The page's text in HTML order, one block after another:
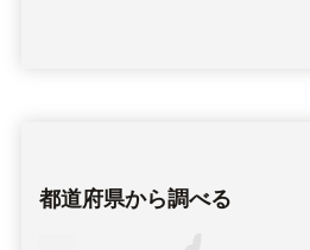
都道府県から調べる